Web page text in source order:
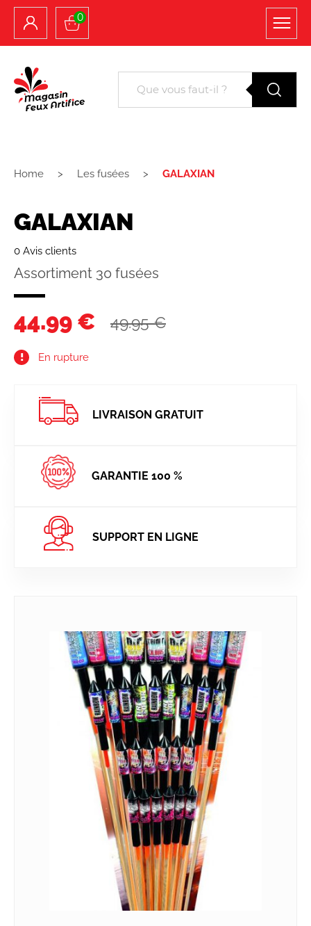
0
Home Les fusées GALAXIAN
GALAXIAN
0 Avis clients
Assortiment 30 fusées
44.99 € 49.95 €
En rupture
LIVRAISON GRATUIT
GARANTIE 100 %
SUPPORT EN LIGNE